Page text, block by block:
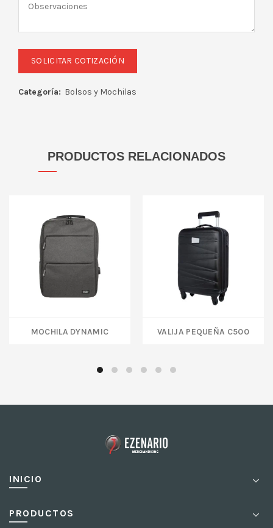
Categoría: Bolsos y Mochilas
PRODUCTOS RELACIONADOS
MOCHILA DYNAMIC VALIJA PEQUEÑA C500
INICIO
PRODUCTOS